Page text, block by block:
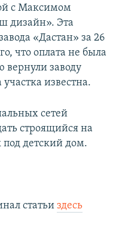
с Максимом
дизайн». Эта
«Дастан» за 26
что оплата не была
вернули заводу
известна.
сетей
строящийся на
под детский дом.
статьи здесь